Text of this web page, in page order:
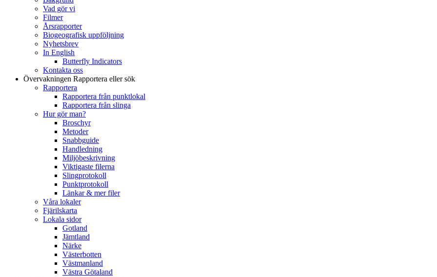
Vad gör vi
Filmer
Årsrapporter
Biogeografisk uppföljning
Nyhetsbrev
In English
Butterfly Indicators
Kontakta oss
Övervakningen Rapportera eller sök
Rapportera
Rapportera från punktlokal
Rapportera från slinga
Hur gör man?
Broschyr
Metoder
Snabbguide
Handledning
Miljöbeskrivning
Viktigaste filerna
Slingprotokoll
Punktprotokoll
Länkar & mer filer
Våra lokaler
Fjärilskarta
Lokala sidor
Gotland
Jämtland
Närke
Västerbotten
Västmanland
Västra Götaland